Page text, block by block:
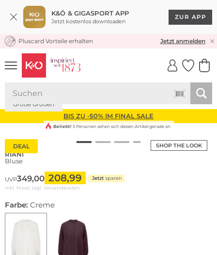
K&Ö & GIGASPORT APP
Jetzt kostenlos downloaden
ZUR APP
KOSTENLOSER VERSAND* & RÜCKVERSAND
Pluscard Vorteile erhalten Jetzt anmelden
UNSERE APP
CLICK &
BIS ZU -50% IM FINAL SALE
SHOP THE LOOK
DEAL
Große Größen
Beliebt! 5 Personen sehen sich diesen Artikel gerade an
RIANI
Bluse
UVP349,00 208,99 Jetzt sparen
inkl. Mwst zzgl. Versandkosten
Farbe: Creme